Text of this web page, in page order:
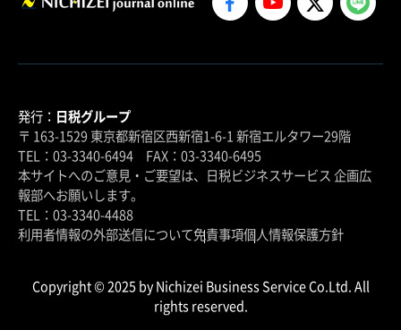
発行： 日税グループ
〒 163-1529 東京都新宿区西新宿1-6-1 新宿エルタワー29階
TEL：03-3340-6494 FAX：03-3340-6495
本サイトへのご意見・ご要望は、日税ビジネスサービス 企画広
報部へお願いします。
TEL：03-3340-4488
利用者情報の外部送信について免責事項個人情報保護方針
Copyright © 2025 by Nichizei Business Service Co.Ltd. All
rights reserved.